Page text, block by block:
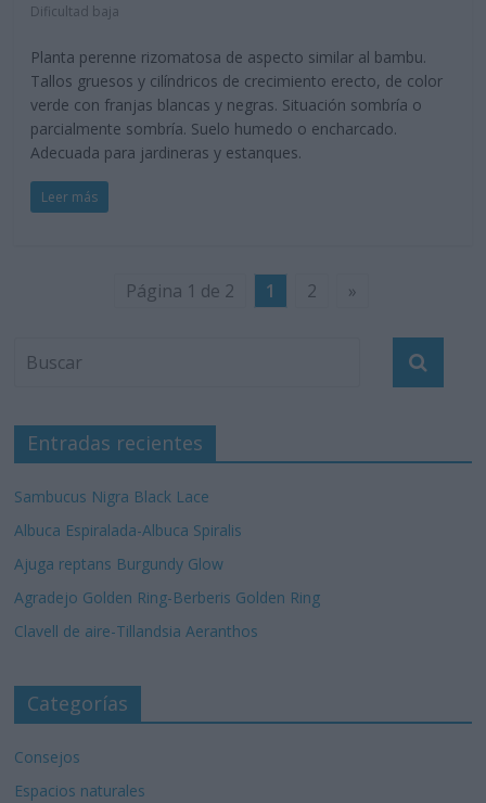
Dificultad baja
Planta perenne rizomatosa de aspecto similar al bambu.
Tallos gruesos y cilíndricos de crecimiento erecto, de color
verde con franjas blancas y negras. Situación sombría o
parcialmente sombría. Suelo humedo o encharcado.
Adecuada para jardineras y estanques.
Leer más
Página 1 de 2 1 2 »
Entradas recientes
Sambucus Nigra Black Lace
Albuca Espiralada-Albuca Spiralis
Ajuga reptans Burgundy Glow
Agradejo Golden Ring-Berberis Golden Ring
Clavell de aire-Tillandsia Aeranthos
Categorías
Consejos
Espacios naturales